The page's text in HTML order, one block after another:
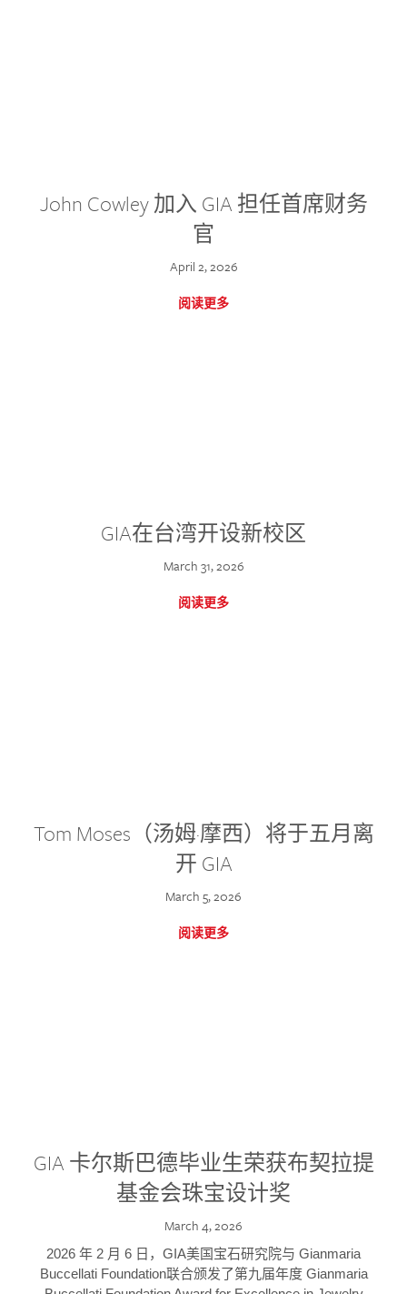
John Cowley 加入 GIA 担任首席财务
官
April 2, 2026
阅读更多
GIA在台湾开设新校区
March 31, 2026
阅读更多
Tom Moses（汤姆·摩西）将于五月离
开 GIA
March 5, 2026
阅读更多
GIA 卡尔斯巴德毕业生荣获布契拉提
基金会珠宝设计奖
March 4, 2026
2026 年 2 月 6 日，GIA美国宝石研究院与 Gianmaria
Buccellati Foundation联合颁发了第九届年度 Gianmaria